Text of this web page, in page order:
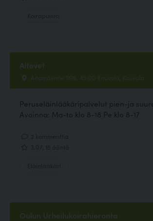
Aitovet
Aitomäentie 998, 45100 Kouvola, Kouvola
Peruseläinlääkäripalvelut pien-ja
Avoinna: Ma-to klo 8-18 Pe klo 8-17
Oulun Urheilukoirahieronta